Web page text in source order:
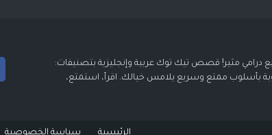
مثير! قصص تيك توك عربية وإنجليزية بتصنيفات:
بأسلوب ممتع وسريع يلامس خيالك. اقرأ، استمتع،
الرئيسية سياسة الخصوصية